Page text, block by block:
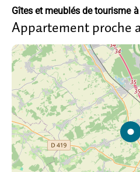
Gîtes et meublés de tourisme
Appartement proche